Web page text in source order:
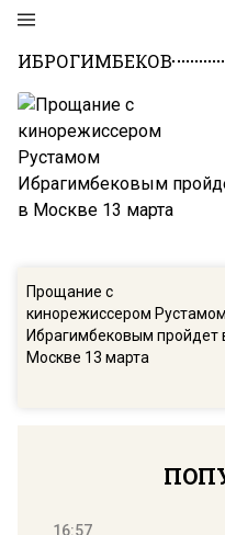
ИБРОГИМБЕКОВ
Прощание с
кинорежиссером Рустамом
Ибрагимбековым пройдет
Москве 13 марта
16:57